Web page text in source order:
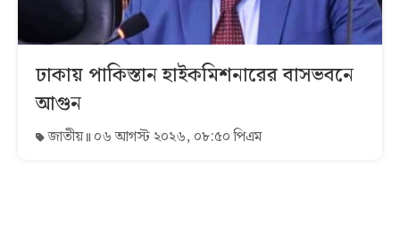
ঢাকায় পাকিস্তান হাইকমিশনারের বাসভবনে
আগুন
জাতীয় ০৬ আগস্ট ২০২৬, ০৮:৫০ পিএম